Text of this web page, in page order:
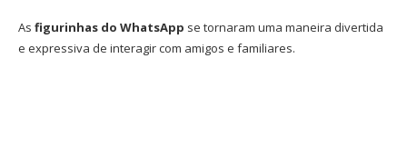
As figurinhas do WhatsApp se tornaram uma maneira divertida
e expressiva de interagir com amigos e familiares.